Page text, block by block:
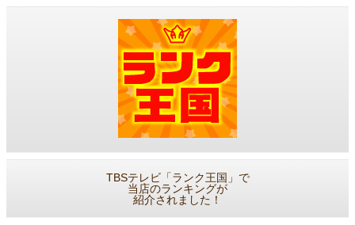
TBSテレビ「ランク王国」で
当店のランキングが
紹介されました！